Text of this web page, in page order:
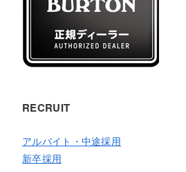
RECRUIT
アルバイト・中途採用
新卒採用